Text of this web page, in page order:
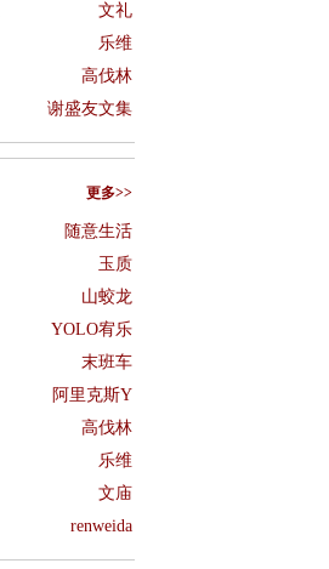
文礼
乐维
高伐林
谢盛友文集
更多>>
随意生活
玉质
山蛟龙
YOLO宥乐
末班车
阿里克斯Y
高伐林
乐维
文庙
renweida